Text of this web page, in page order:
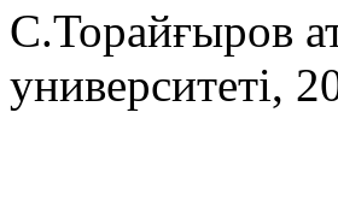
С.Торайғыров
университеті,